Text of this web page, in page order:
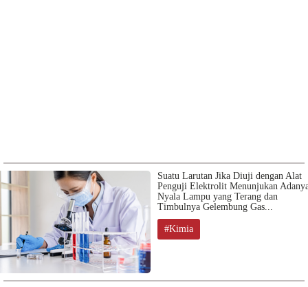
Suatu Larutan Jika Diuji dengan Alat
Penguji Elektrolit Menunjukan
Nyala Lampu yang Terang dan
Timbulnya Gelembung Gas...
#Kimia